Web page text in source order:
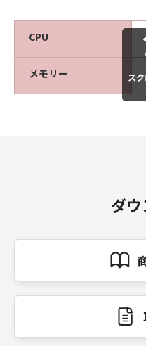
CPU
メモリー
ス
ダ